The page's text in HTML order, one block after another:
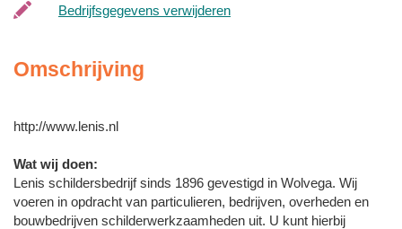
Bedrijfsgegevens verwijderen
Omschrijving
http://www.lenis.nl
Wat wij doen:
Lenis schildersbedrijf sinds 1896 gevestigd in Wolvega. Wij
voeren in opdracht van particulieren, bedrijven, overheden en
bouwbedrijven schilderwerkzaamheden uit. U kunt hierbij